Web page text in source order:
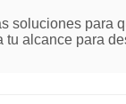
soluciones para
alcance para